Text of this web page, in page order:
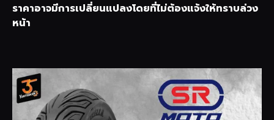
ราคาอาจมีการเปลี่ยนแปลงโดยที่ไม่ต้องแจ้งให้ทราบล่วง
หน้า